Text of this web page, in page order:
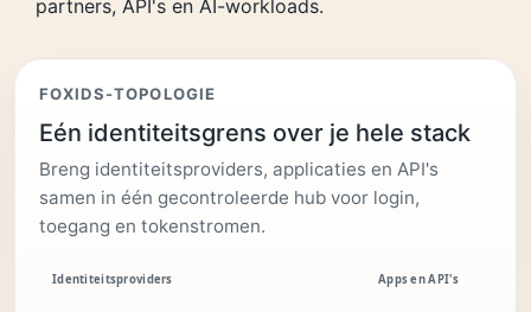
partners, API's en AI-workloads.
FOXIDS-TOPOLOGIE
Eén identiteitsgrens over je hele stack
Breng identiteitsproviders, applicaties en API's
samen in één gecontroleerde hub voor login,
toegang en tokenstromen.